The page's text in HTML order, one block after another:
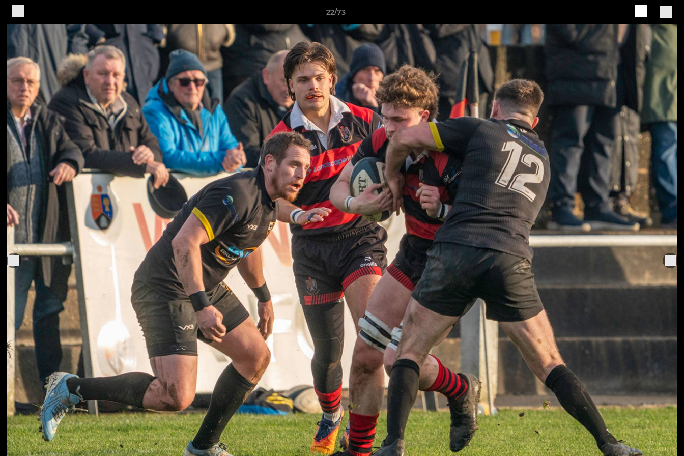
22/73